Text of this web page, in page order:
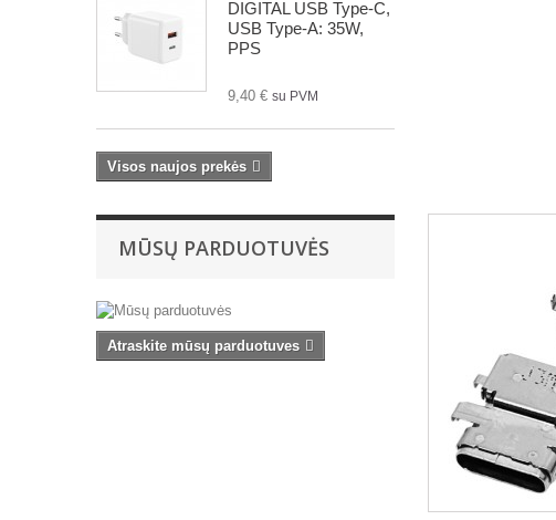
DIGITAL USB Type-C,
USB Type-A: 35W,
PPS
9,40 € su PVM
Visos naujos prekės
MŪSŲ PARDUOTUVĖS
Atraskite mūsų parduotuves